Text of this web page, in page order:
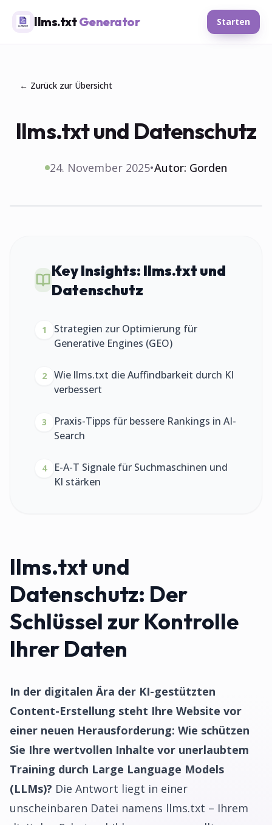
llms.txtGenerator Starten
← Zurück zur Übersicht
llms.txt und Datenschutz
24. November 2025•Autor: Gorden
Key Insights: llms.txt und
Datenschutz
1
Strategien zur Optimierung für
Generative Engines (GEO)
2
Wie llms.txt die Auffindbarkeit durch KI
verbessert
3
Praxis-Tipps für bessere Rankings in AI-
Search
4
E-A-T Signale für Suchmaschinen und
KI stärken
llms.txt und
Datenschutz: Der
Schlüssel zur Kontrolle
Ihrer Daten
In der digitalen Ära der KI-gestützten
Content-Erstellung steht Ihre Website vor
einer neuen Herausforderung: Wie schützen
Sie Ihre wertvollen Inhalte vor unerlaubtem
Training durch Large Language Models
(LLMs)? Die Antwort liegt in einer
unscheinbaren Datei namens llms.txt – Ihrem